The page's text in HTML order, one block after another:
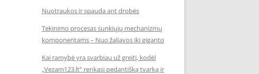
Nuotraukos ir spauda ant drobės
Tekinimo procesas sunkiųjų mechanizmų
komponentams – Nuo žaliavos iki giganto
Kai ramybė yra svarbiau už greitį, kodėl
„Vezam123.lt“ renkasi pedantišką tvarką ir